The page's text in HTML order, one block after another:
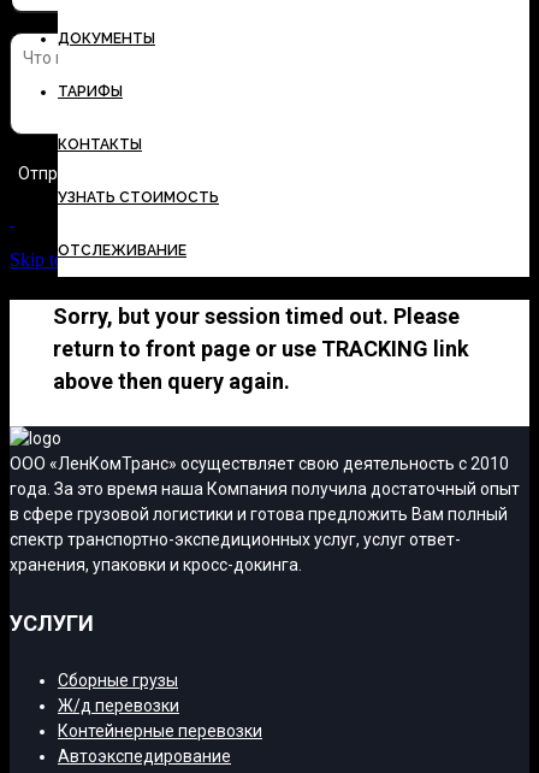
ДОКУМЕНТЫ
ТАРИФЫ
КОНТАКТЫ
УЗНАТЬ СТОИМОСТЬ
ОТСЛЕЖИВАНИЕ
Skip to Content
Sorry, but your session timed out. Please
return to front page or use TRACKING link
above then query again.
ООО «ЛенКомТранс» осуществляет свою деятельность с 2010
года. За это время наша Компания получила достаточный опыт
в сфере грузовой логистики и готова предложить Вам полный
спектр транспортно-экспедиционных услуг, услуг ответ-
хранения, упаковки и кросс-докинга.
УСЛУГИ
Сборные грузы
Ж/д перевозки
Контейнерные перевозки
Автоэкспедирование